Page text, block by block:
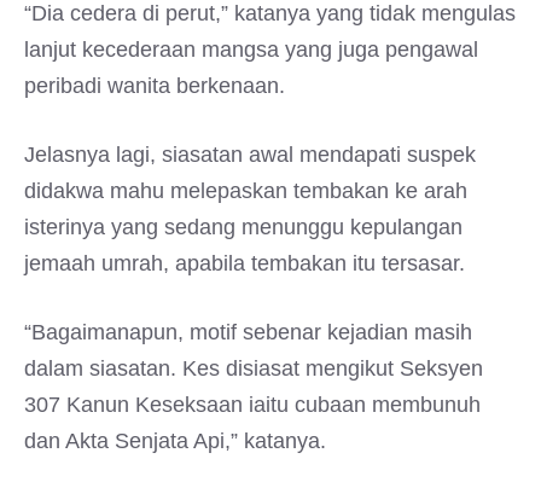
“Dia cedera di perut,” katanya yang tidak mengulas
lanjut kecederaan mangsa yang juga pengawal
peribadi wanita berkenaan.
Jelasnya lagi, siasatan awal mendapati suspek
didakwa mahu melepaskan tembakan ke arah
isterinya yang sedang menunggu kepulangan
jemaah umrah, apabila tembakan itu tersasar.
“Bagaimanapun, motif sebenar kejadian masih
dalam siasatan. Kes disiasat mengikut Seksyen
307 Kanun Keseksaan iaitu cubaan membunuh
dan Akta Senjata Api,” katanya.